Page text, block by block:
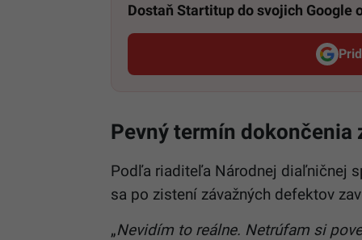
Dostaň Startitup do svojich Google
Pevný termín dokončenia
Podľa riaditeľa Národnej diaľničnej
sa po zistení závažných defektov
„Nevidím to reálne. Netrúfam si